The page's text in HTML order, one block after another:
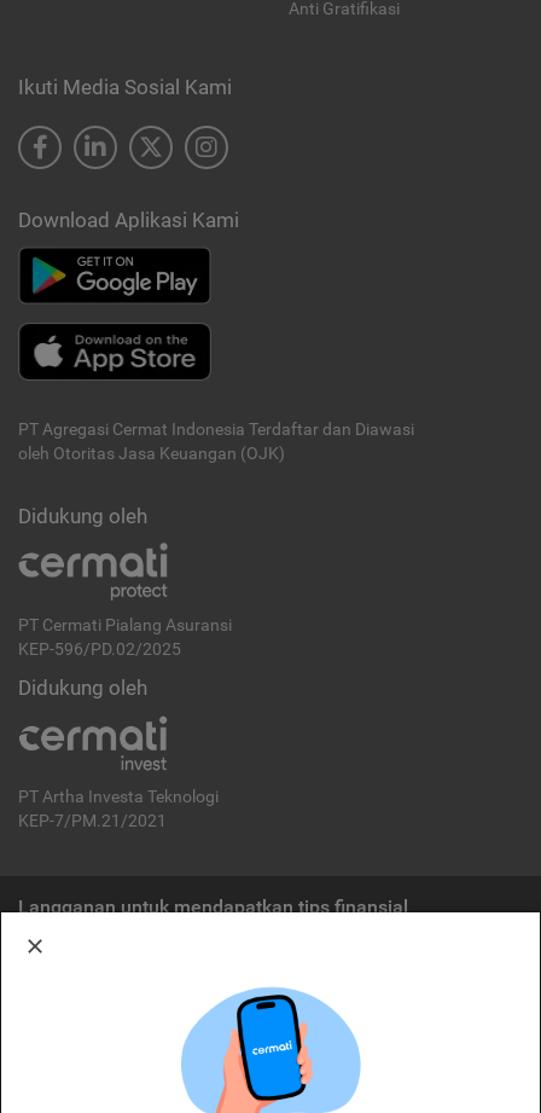
Anti Gratifikasi
Ikuti Media Sosial Kami
Download Aplikasi Kami
PT Agregasi Cermat Indonesia Terdaftar dan Diawasi
oleh Otoritas Jasa Keuangan (OJK)
Didukung oleh
PT Cermati Pialang Asuransi
KEP-596/PD.02/2025
Didukung oleh
PT Artha Investa Teknologi
KEP-7/PM.21/2021
Langganan untuk mendapatkan tips finansial
Cermati merupakan penyelenggara agregasi jasa keuangan yang terdaftar di
OJK. Oleh karena itu, produk dan/atau layanan jasa keuangan yang
ditawarkan bukan merupakan produk dan/atau layanan jasa keuangan yang
diterbitkan oleh Cermati dan Cermati tidak bertanggung jawab atas tuntutan